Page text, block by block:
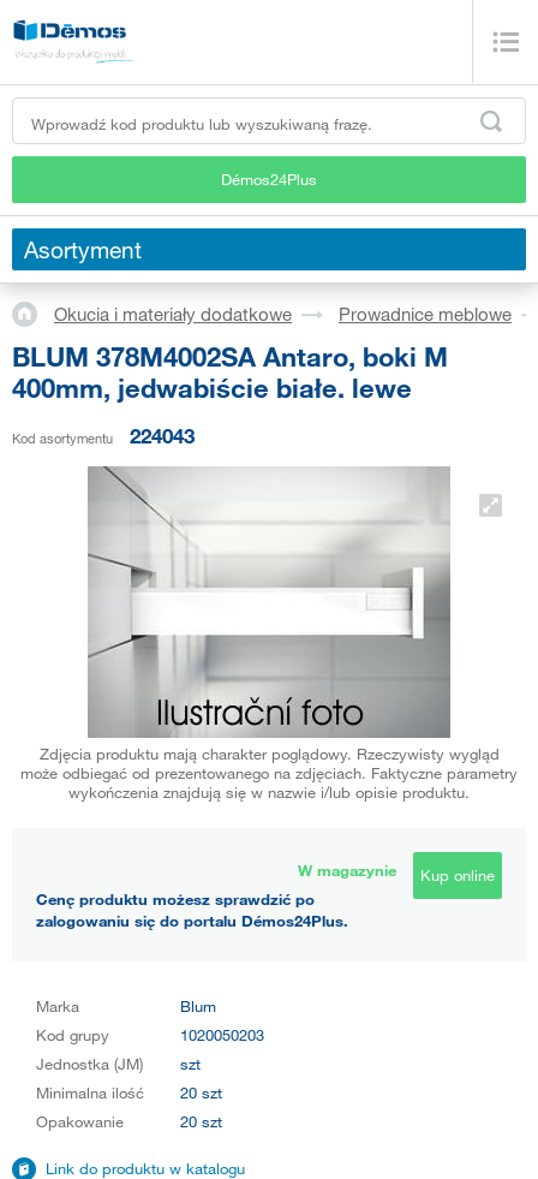
Démos24Plus
Asortyment
Okucia i materiały dodatkowe Prowadnice meblowe
BLUM 378M4002SA Antaro, boki M
400mm, jedwabiście białe. lewe
Kod asortymentu 224043
Zdjęcia produktu mają charakter poglądowy. Rzeczywisty wygląd
może odbiegać od prezentowanego na zdjęciach. Faktyczne parametry
wykończenia znajdują się w nazwie i/lub opisie produktu.
W magazynie
Cenę produktu możesz sprawdzić po
zalogowaniu się do portalu Démos24Plus.
Kup online
Marka
Blum
Kod grupy
1020050203
Jednostka (JM)
szt
Minimalna ilość
20 szt
Opakowanie
20 szt
Link do produktu w katalogu